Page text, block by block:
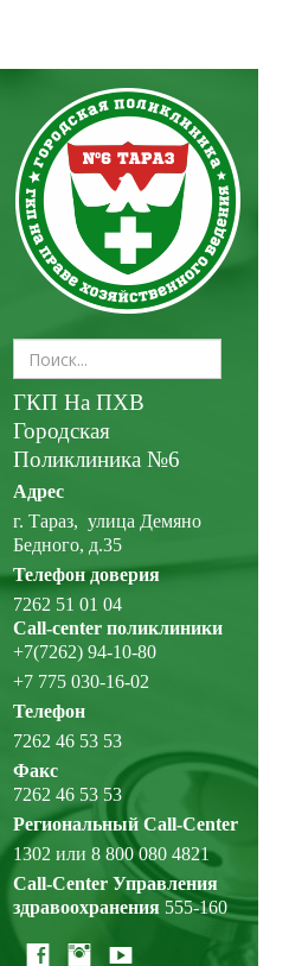
ГКП На ПХВ
Городская
Поликлиника №6
Адрес
г. Тараз, улица Демяно
Бедного, д.35
Телефон доверия
7262 51 01 04
Call-center поликлиники
+7(7262) 94-10-80
+7 775 030-16-02
Телефон
7262 46 53 53
Факс
7262 46 53 53
Региональный Call-Center
1302 или 8 800 080 4821
Call-Center Управления
здравоохранения 555-160